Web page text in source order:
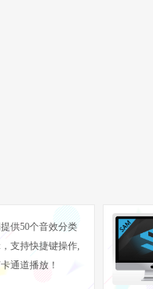
供50个音效分类
支持快捷键操作,
通道播放！